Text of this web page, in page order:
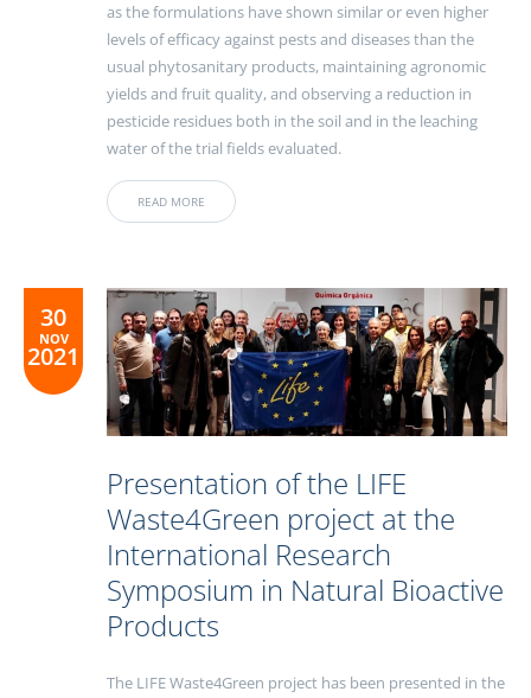
as the formulations have shown similar or even higher
levels of efficacy against pests and diseases than the
usual phytosanitary products, maintaining agronomic
yields and fruit quality, and observing a reduction in
pesticide residues both in the soil and in the leaching
water of the trial fields evaluated.
READ MORE
30
NOV
2021
Presentation of the LIFE
Waste4Green project at the
International Research
Symposium in Natural Bioactive
Products
The LIFE Waste4Green project has been presented in the